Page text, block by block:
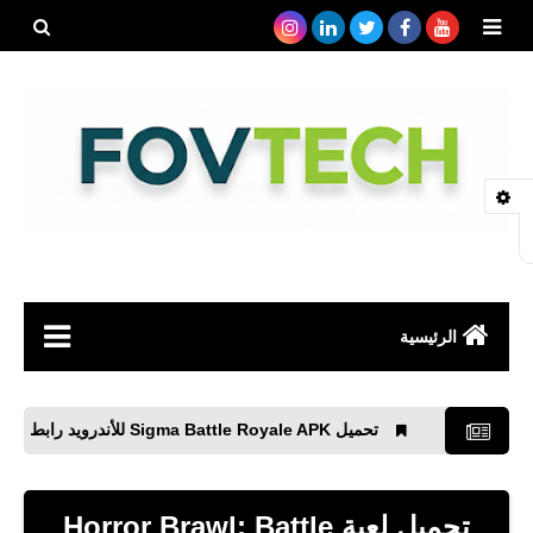
الرئيسية
مواقع
تحميل لعبة Horror Brawl: Battle